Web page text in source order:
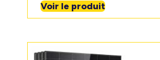
Voir le produit